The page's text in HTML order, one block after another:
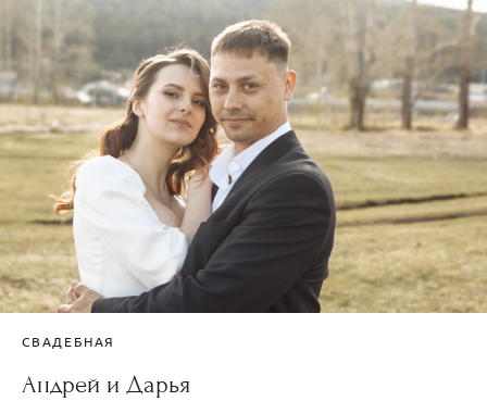
СВАДЕБНАЯ
Андрей и Дарья